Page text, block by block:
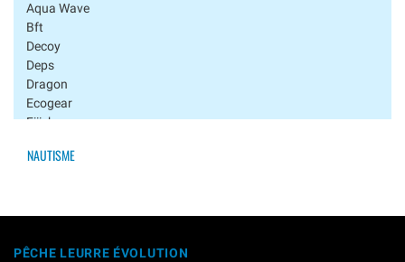
Aqua Wave
Bft
Decoy
Deps
Dragon
Ecogear
Fiiish
Fish Arrow
Hookers
Keitech
NAUTISME
PÊCHE LEURRE ÉVOLUTION